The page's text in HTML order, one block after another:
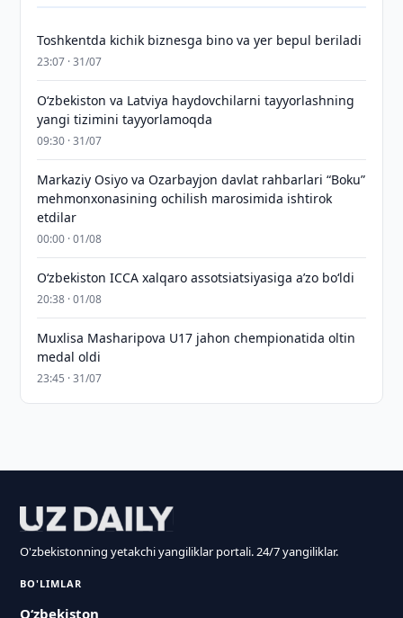
Toshkentda kichik biznesga bino va yer bepul beriladi
23:07 · 31/07
Oʻzbekiston va Latviya haydovchilarni tayyorlashning
yangi tizimini tayyorlamoqda
09:30 · 31/07
Markaziy Osiyo va Ozarbayjon davlat rahbarlari “Boku”
mehmonxonasining ochilish marosimida ishtirok
etdilar
00:00 · 01/08
O‘zbekiston ICCA xalqaro assotsiatsiyasiga aʼzo bo‘ldi
20:38 · 01/08
Muxlisa Masharipova U17 jahon chempionatida oltin
medal oldi
23:45 · 31/07
O'zbekistonning yetakchi yangiliklar portali. 24/7 yangiliklar.
BO'LIMLAR
O‘zbekiston